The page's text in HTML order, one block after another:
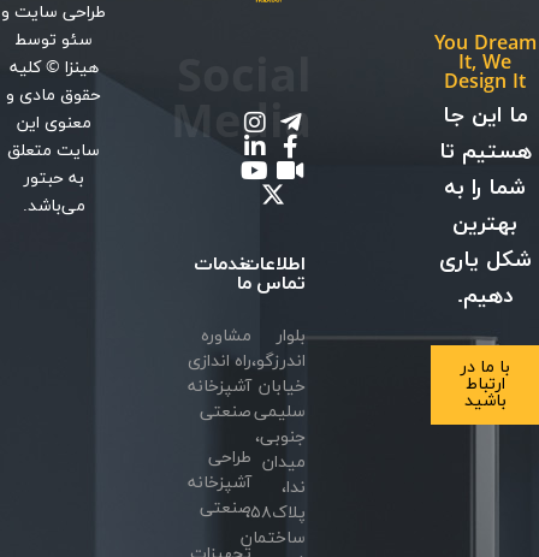
You Dream
It, We
Design It
ما این جا
هستیم تا
شما را به
بهترین
شکل یاری
دهیم.
با ما در
ارتباط
باشید
اطلاعات
تماس
بلوار
اندرزگو،
خیابان
سلیمی
جنوبی،
میدان
ندا،
پلاک۵۸،
ساختمان
Media
خدمات
ما
مشاوره
راه اندازی
آشپزخانه
صنعتی
طراحی
آشپزخانه
صنعتی
طراحی سایتو
سئوتوسط
هینزا © کلیه
حقوق مادی و
معنوی این
سایت متعلق
به حبتور
می‌باشد.